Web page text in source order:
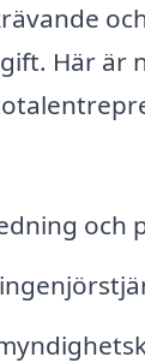
Här är
och